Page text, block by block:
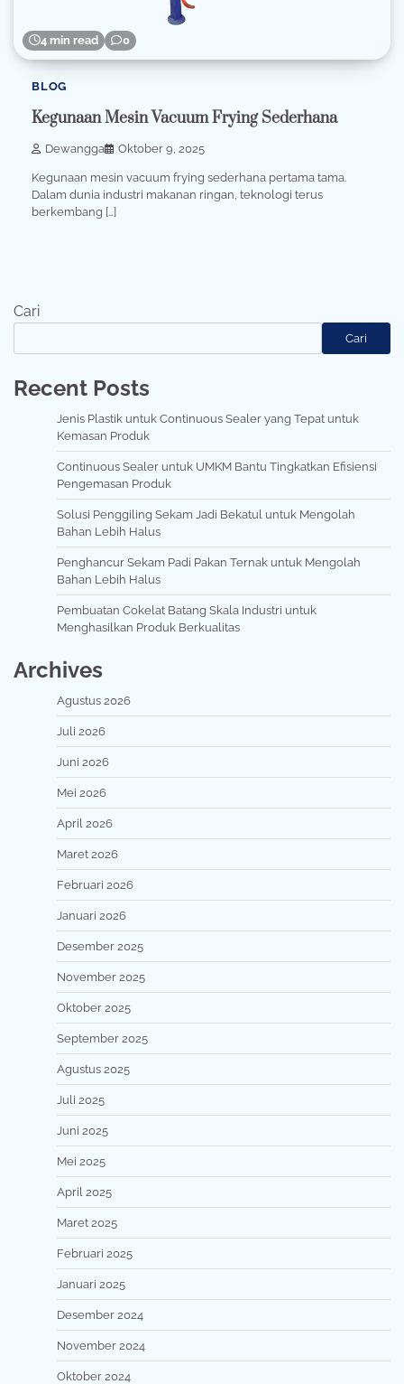
4 min read 0
BLOG
Kegunaan Mesin Vacuum Frying Sederhana
Dewangga Oktober 9, 2025
Kegunaan mesin vacuum frying sederhana pertama tama.
Dalam dunia industri makanan ringan, teknologi terus
berkembang […]
Cari
Cari
Recent Posts
Jenis Plastik untuk Continuous Sealer yang Tepat untuk
Kemasan Produk
Continuous Sealer untuk UMKM Bantu Tingkatkan Efisiensi
Pengemasan Produk
Solusi Penggiling Sekam Jadi Bekatul untuk Mengolah
Bahan Lebih Halus
Penghancur Sekam Padi Pakan Ternak untuk Mengolah
Bahan Lebih Halus
Pembuatan Cokelat Batang Skala Industri untuk
Menghasilkan Produk Berkualitas
Archives
Agustus 2026
Juli 2026
Juni 2026
Mei 2026
April 2026
Maret 2026
Februari 2026
Januari 2026
Desember 2025
November 2025
Oktober 2025
September 2025
Agustus 2025
Juli 2025
Juni 2025
Mei 2025
April 2025
Maret 2025
Februari 2025
Januari 2025
Desember 2024
November 2024
Oktober 2024